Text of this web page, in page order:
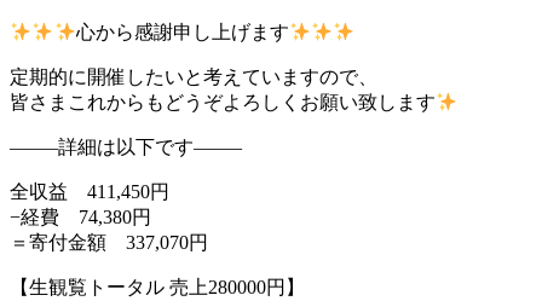
心から感謝申し上げます
定期的に開催したいと考えていますので、
皆さまこれからもどうぞよろしくお願い致します
——–詳細は以下です——–
全収益 411,450円
−経費 74,380円
＝寄付金額 337,070円
【生観覧トータル 売上280000円】